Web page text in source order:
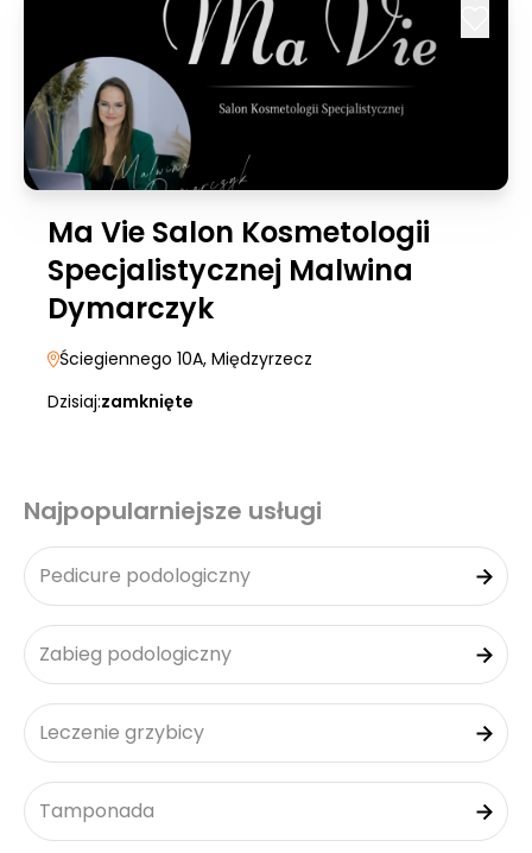
Ma Vie Salon Kosmetologii
Specjalistycznej Malwina
Dymarczyk
Ściegiennego 10A, Międzyrzecz
Dzisiaj:zamknięte
Najpopularniejsze usługi
Pedicure podologiczny
Zabieg podologiczny
Leczenie grzybicy
Tamponada